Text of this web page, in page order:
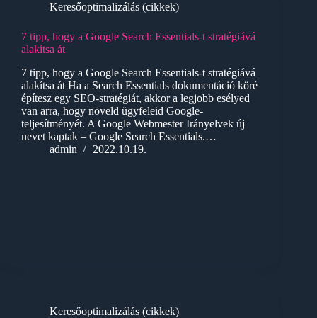
Keresőoptimalizálás (cikkek)
7 tipp, hogy a Google Search Essentials-t stratégiává
alakítsa át
7 tipp, hogy a Google Search Essentials-t stratégiává
alakítsa át Ha a Search Essentials dokumentáció köré
építesz egy SEO-stratégiát, akkor a legjobb esélyed
van arra, hogy növeld ügyfeleid Google-
teljesítményét. A Google Webmester Irányelvek új
nevet kaptak – Google Search Essentials.…
admin
2022.10.19.
Keresőoptimalizálás (cikkek)